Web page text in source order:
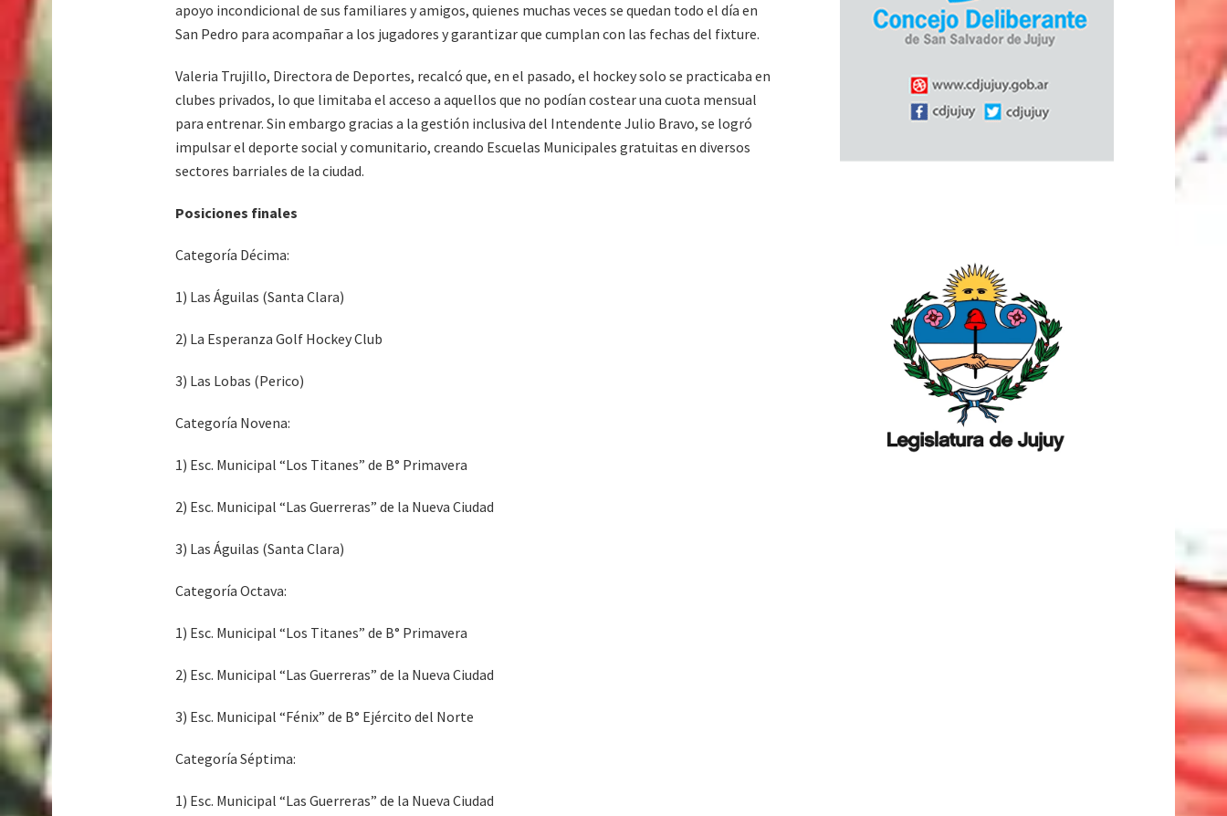
apoyo incondicional de sus familiares y amigos, quienes muchas veces se quedan todo el día en
San Pedro para acompañar a los jugadores y garantizar que cumplan con las fechas del fixture.
Valeria Trujillo, Directora de Deportes, recalcó que, en el pasado, el hockey solo se practicaba en
clubes privados, lo que limitaba el acceso a aquellos que no podían costear una cuota mensual
para entrenar. Sin embargo gracias a la gestión inclusiva del Intendente Julio Bravo, se logró
impulsar el deporte social y comunitario, creando Escuelas Municipales gratuitas en diversos
sectores barriales de la ciudad.
Posiciones finales
Categoría Décima:
1) Las Águilas (Santa Clara)
2) La Esperanza Golf Hockey Club
3) Las Lobas (Perico)
Categoría Novena:
1) Esc. Municipal “Los Titanes” de B° Primavera
2) Esc. Municipal “Las Guerreras” de la Nueva Ciudad
3) Las Águilas (Santa Clara)
Categoría Octava:
1) Esc. Municipal “Los Titanes” de B° Primavera
2) Esc. Municipal “Las Guerreras” de la Nueva Ciudad
3) Esc. Municipal “Fénix” de B° Ejército del Norte
Categoría Séptima:
1) Esc. Municipal “Las Guerreras” de la Nueva Ciudad